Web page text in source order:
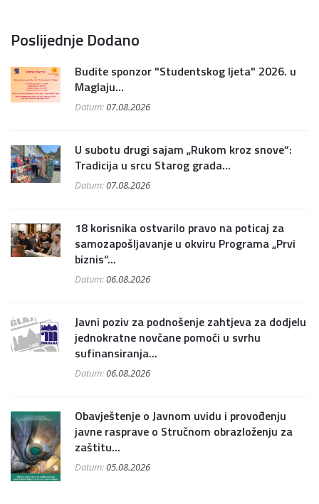
Poslijednje Dodano
Budite sponzor "Studentskog ljeta" 2026. u
Maglaju...
Datum:07.08.2026
U subotu drugi sajam „Rukom kroz snove“:
Tradicija u srcu Starog grada...
Datum:07.08.2026
18 korisnika ostvarilo pravo na poticaj za
samozapošljavanje u okviru Programa „Prvi
biznis“...
Datum:06.08.2026
Javni poziv za podnošenje zahtjeva za dodjelu
jednokratne novčane pomoći u svrhu
sufinansiranja...
Datum:06.08.2026
Obavještenje o Javnom uvidu i provođenju
javne rasprave o Stručnom obrazloženju za
zaštitu...
Datum:05.08.2026